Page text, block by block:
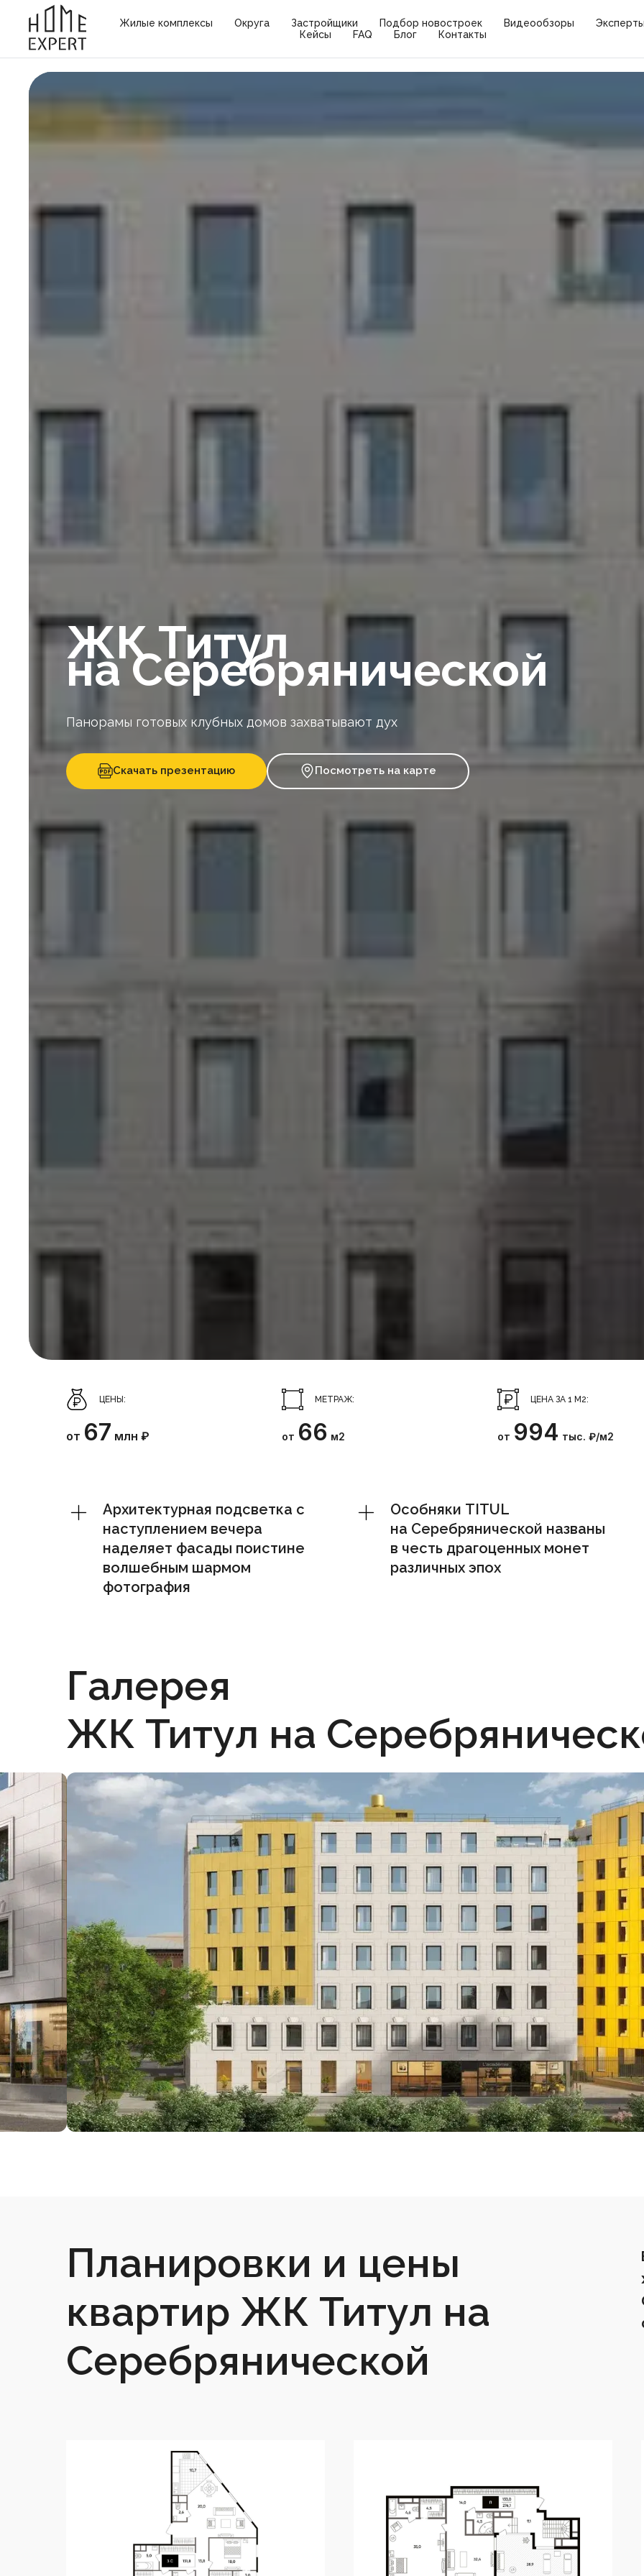
Жилые комплексы Округа Застройщики Подбор новостроек Видеообзоры
Кейсы
FAQ Блог Контакты
ЖК Титул
на Серебрянической
Панорамы готовых клубных домов захватывают дух
Скачать презентацию Посмотреть на карте
ЦЕНЫ:
от 67 млн ₽
МЕТРАЖ:
от 66 м2
ЦЕНА ЗА 1 М2:
от 994 тыс. ₽/м2
Архитектурная подсветка с
наступлением вечера
наделяет фасады поистине
волшебным шармом
фотография
Особняки TITUL
на Серебрянической названы
в честь драгоценных монет
различных эпох
Галерея
ЖК Титул на
Планировки и цены
квартир ЖК Титул на
Серебрянической